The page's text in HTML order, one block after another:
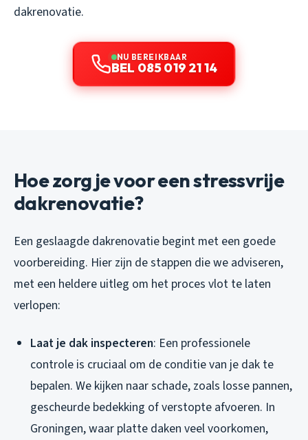
dakrenovatie.
NU BEREIKBAAR
BEL 085 019 21 14
Hoe zorg je voor een stressvrije
dakrenovatie?
Een geslaagde dakrenovatie begint met een goede
voorbereiding. Hier zijn de stappen die we adviseren,
met een heldere uitleg om het proces vlot te laten
verlopen:
Laat je dak inspecteren: Een professionele
controle is cruciaal om de conditie van je dak te
bepalen. We kijken naar schade, zoals losse pannen,
gescheurde bedekking of verstopte afvoeren. In
Groningen, waar platte daken veel voorkomen,